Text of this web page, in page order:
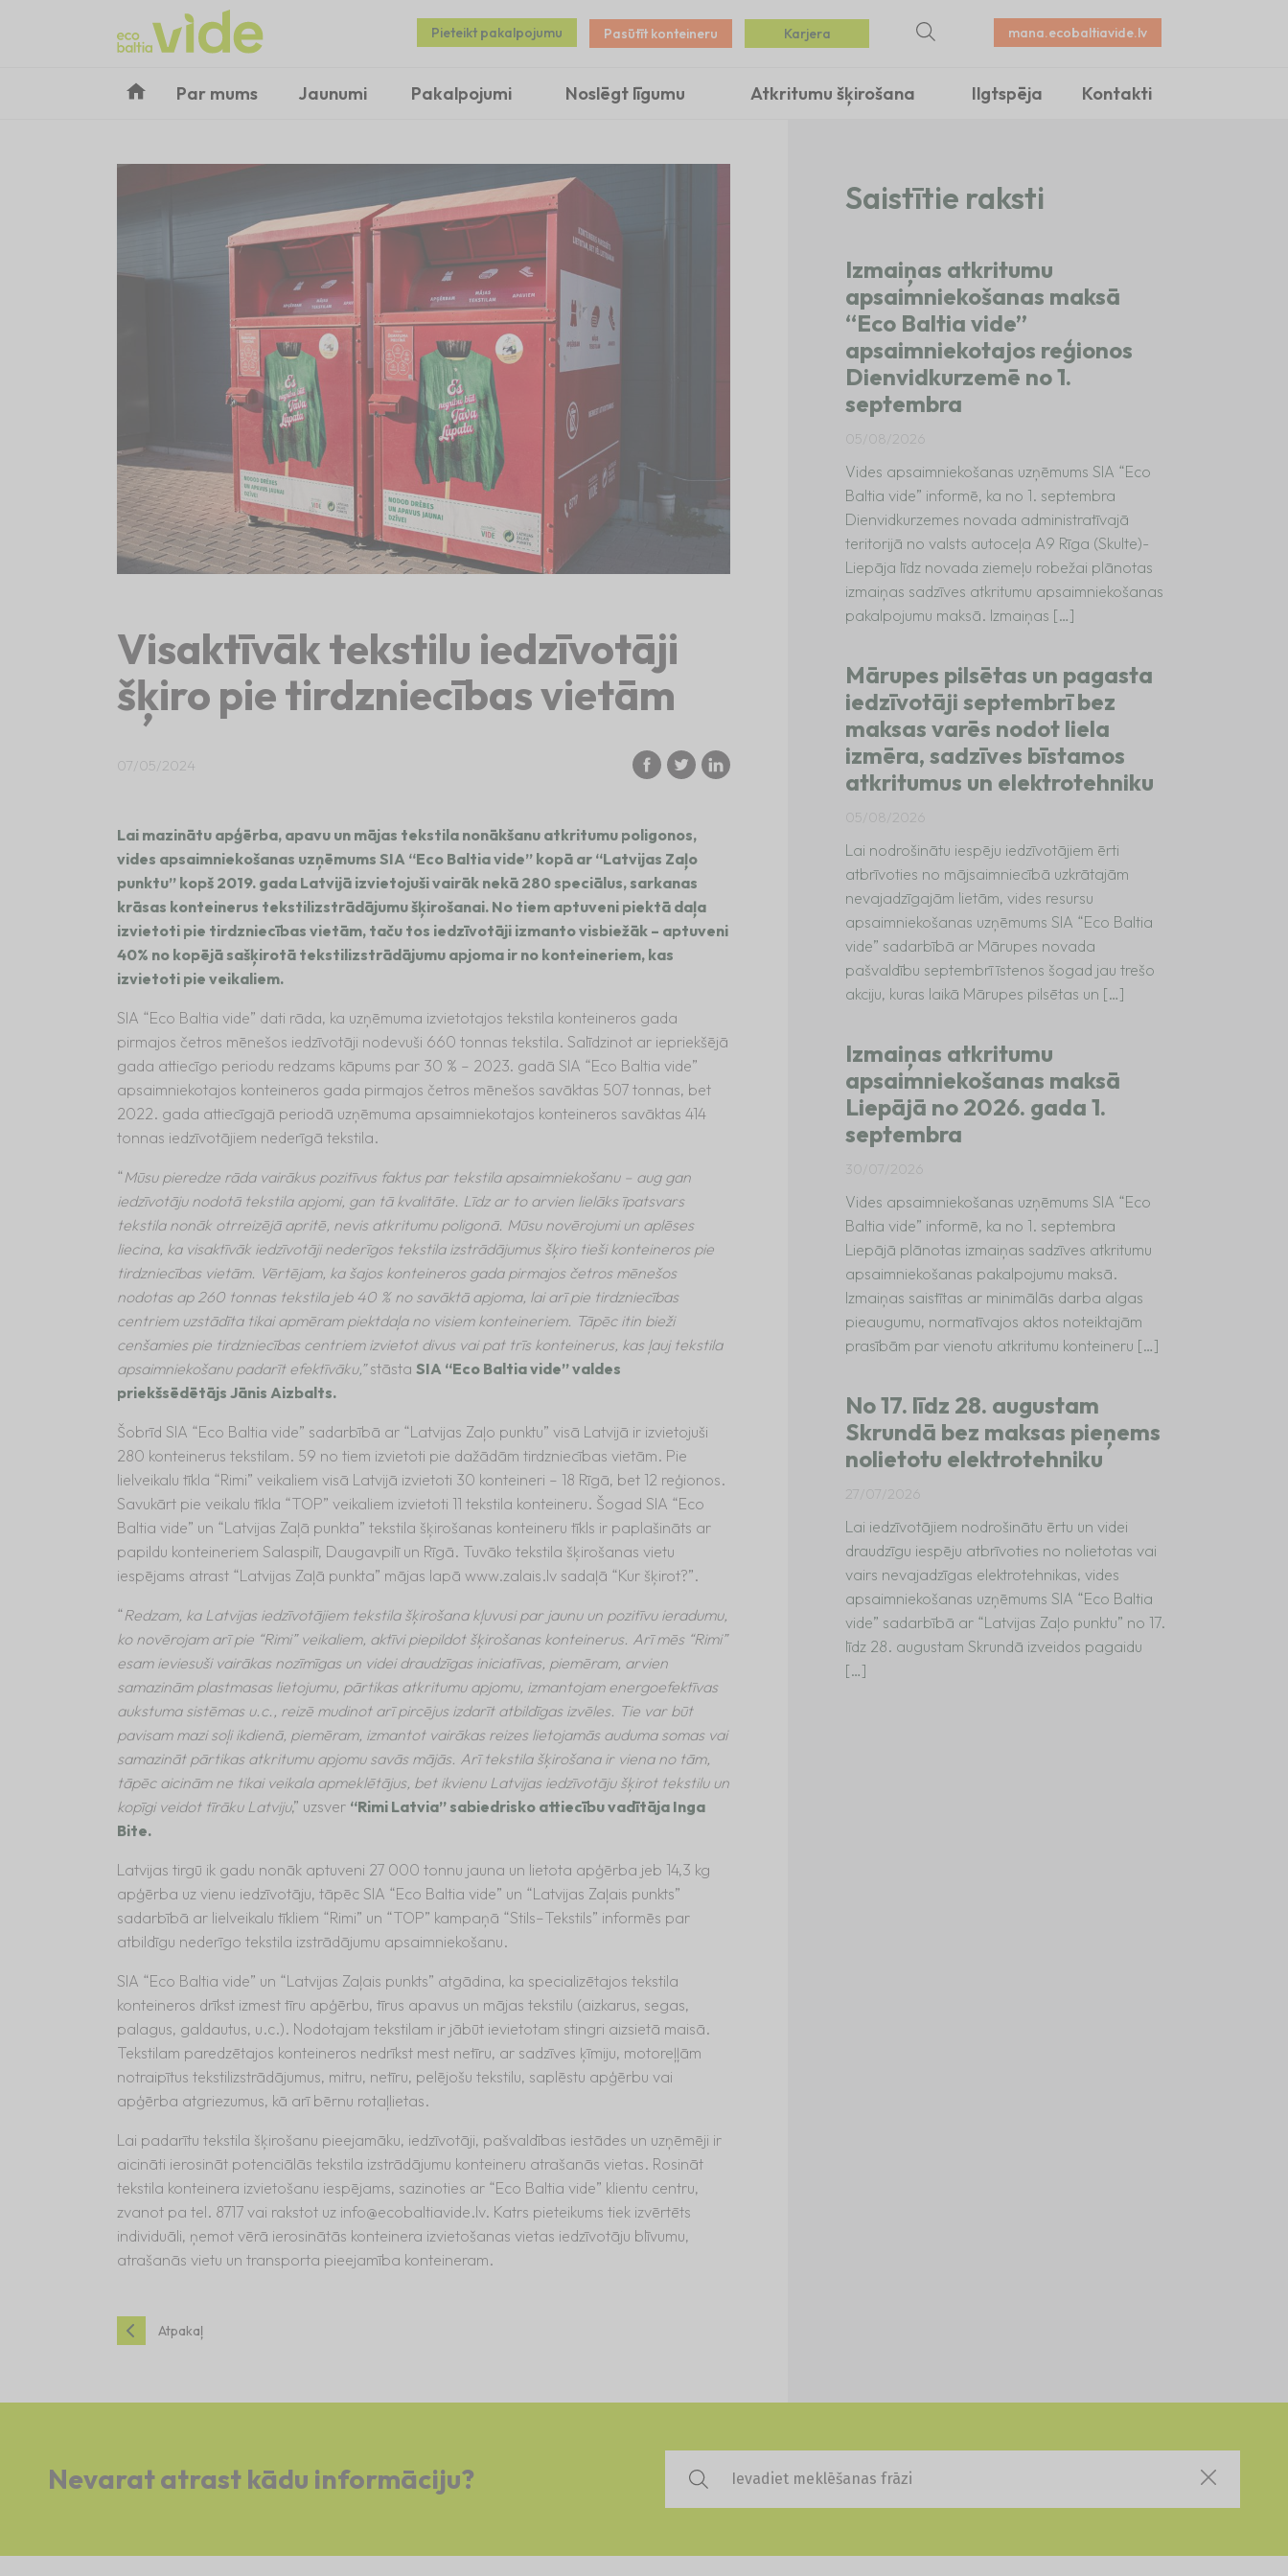
Pieteikt pakalpojumu Pasūtīt konteineru Karjera mana.ecobaltiavide.lv
Par mums Jaunumi Pakalpojumi Noslēgt līgumu Atkritumu šķirošana Ilgtspēja Kontakti
Visaktīvāk tekstilu iedzīvotāji
šķiro pie tirdzniecības vietām
07/05/2024
Lai mazinātu apģērba, apavu un mājas tekstila nonākšanu atkritumu poligonos,
vides apsaimniekošanas uzņēmums SIA “Eco Baltia vide” kopā ar “Latvijas Zaļo
punktu” kopš 2019. gada Latvijā izvietojuši vairāk nekā 280 speciālus, sarkanas
krāsas konteinerus tekstilizstrādājumu šķirošanai. No tiem aptuveni piektā daļa
izvietoti pie tirdzniecības vietām, taču tos iedzīvotāji izmanto visbiežāk – aptuveni
40% no kopējā sašķirotā tekstilizstrādājumu apjoma ir no konteineriem, kas
izvietoti pie veikaliem.
SIA “Eco Baltia vide” dati rāda, ka uzņēmuma izvietotajos tekstila konteineros gada
pirmajos četros mēnešos iedzīvotāji nodevuši 660 tonnas tekstila. Salīdzinot ar iepriekšējā
gada attiecīgo periodu redzams kāpums par 30 % – 2023. gadā SIA “Eco Baltia vide”
apsaimniekotajos konteineros gada pirmajos četros mēnešos savāktas 507 tonnas, bet
2022. gada attiecīgajā periodā uzņēmuma apsaimniekotajos konteineros savāktas 414
tonnas iedzīvotājiem nederīgā tekstila.
“Mūsu pieredze rāda vairākus pozitīvus faktus par tekstila apsaimniekošanu – aug gan
iedzīvotāju nodotā tekstila apjomi, gan tā kvalitāte. Līdz ar to arvien lielāks īpatsvars
tekstila nonāk otrreizējā apritē, nevis atkritumu poligonā. Mūsu novērojumi un aplēses
liecina, ka visaktīvāk iedzīvotāji nederīgos tekstila izstrādājumus šķiro tieši konteineros pie
tirdzniecības vietām. Vērtējam, ka šajos konteineros gada pirmajos četros mēnešos
nodotas ap 260 tonnas tekstila jeb 40 % no savāktā apjoma, lai arī pie tirdzniecības
centriem uzstādīta tikai apmēram piektdaļa no visiem konteineriem. Tāpēc itin bieži
cenšamies pie tirdzniecības centriem izvietot divus vai pat trīs konteinerus, kas ļauj tekstila
apsaimniekošanu padarīt efektīvāku,”stāsta SIA “Eco Baltia vide” valdes
priekšsēdētājs Jānis Aizbalts.
Šobrīd SIA “Eco Baltia vide” sadarbībā ar “Latvijas Zaļo punktu” visā Latvijā ir izvietojuši
280 konteinerus tekstilam. 59 no tiem izvietoti pie dažādām tirdzniecības vietām. Pie
lielveikalu tīkla “Rimi” veikaliem visā Latvijā izvietoti 30 konteineri – 18 Rīgā, bet 12 reģionos.
Savukārt pie veikalu tīkla “TOP” veikaliem izvietoti 11 tekstila konteineru. Šogad SIA “Eco
Baltia vide” un “Latvijas Zaļā punkta” tekstila šķirošanas konteineru tīkls ir paplašināts ar
papildu konteineriem Salaspilī, Daugavpilī un Rīgā. Tuvāko tekstila šķirošanas vietu
iespējams atrast “Latvijas Zaļā punkta” mājas lapā www.zalais.lv sadaļā “Kur šķirot?”.
“Redzam, ka Latvijas iedzīvotājiem tekstila šķirošana kļuvusi par jaunu un pozitīvu ieradumu,
ko novērojam arī pie “Rimi” veikaliem, aktīvi piepildot šķirošanas konteinerus. Arī mēs “Rimi”
esam ieviesuši vairākas nozīmīgas un videi draudzīgas iniciatīvas, piemēram, arvien
samazinām plastmasas lietojumu, pārtikas atkritumu apjomu, izmantojam energoefektīvas
aukstuma sistēmas u.c., reizē mudinot arī pircējus izdarīt atbildīgas izvēles. Tie var būt
pavisam mazi soļi ikdienā, piemēram, izmantot vairākas reizes lietojamās auduma somas vai
samazināt pārtikas atkritumu apjomu savās mājās. Arī tekstila šķirošana ir viena no tām,
tāpēc aicinām ne tikai veikala apmeklētājus, bet ikvienu Latvijas iedzīvotāju šķirot tekstilu un
kopīgi veidot tīrāku Latviju,” uzsver “Rimi Latvia” sabiedrisko attiecību vadītāja Inga
Bite.
Latvijas tirgū ik gadu nonāk aptuveni 27 000 tonnu jauna un lietota apģērba jeb 14,3 kg
apģērba uz vienu iedzīvotāju, tāpēc SIA “Eco Baltia vide” un “Latvijas Zaļais punkts”
sadarbībā ar lielveikalu tīkliem “Rimi” un “TOP” kampaņā “Stils–Tekstils” informēs par
atbildīgu nederīgo tekstila izstrādājumu apsaimniekošanu.
SIA “Eco Baltia vide” un “Latvijas Zaļais punkts” atgādina, ka specializētajos tekstila
konteineros drīkst izmest tīru apģērbu, tīrus apavus un mājas tekstilu (aizkarus, segas,
palagus, galdautus, u.c.). Nodotajam tekstilam ir jābūt ievietotam stingri aizsietā maisā.
Tekstilam paredzētajos konteineros nedrīkst mest netīru, ar sadzīves ķīmiju, motoreļļām
notraipītus tekstilizstrādājumus, mitru, netīru, pelējošu tekstilu, saplēstu apģērbu vai
apģērba atgriezumus, kā arī bērnu rotaļlietas.
Lai padarītu tekstila šķirošanu pieejamāku, iedzīvotāji, pašvaldības iestādes un uzņēmēji ir
aicināti ierosināt potenciālās tekstila izstrādājumu konteineru atrašanās vietas. Rosināt
tekstila konteinera izvietošanu iespējams, sazinoties ar “Eco Baltia vide” klientu centru,
zvanot pa tel. 8717 vai rakstot uz info@ecobaltiavide.lv. Katrs pieteikums tiek izvērtēts
individuāli, ņemot vērā ierosinātās konteinera izvietošanas vietas iedzīvotāju blīvumu,
atrašanās vietu un transporta pieejamība konteineram.
Atpakaļ
Saistītie raksti
Izmaiņas atkritumu
apsaimniekošanas maksā
“Eco Baltia vide”
apsaimniekotajos reģionos
Dienvidkurzemē no 1.
septembra
05/08/2026
Vides apsaimniekošanas uzņēmums SIA “Eco
Baltia vide” informē, ka no 1. septembra
Dienvidkurzemes novada administratīvajā
teritorijā no valsts autoceļa A9 Rīga (Skulte)-
Liepāja līdz novada ziemeļu robežai plānotas
izmaiņas sadzīves atkritumu apsaimniekošanas
pakalpojumu maksā. Izmaiņas […]
Mārupes pilsētas un pagasta
iedzīvotāji septembrī bez
maksas varēs nodot liela
izmēra, sadzīves bīstamos
atkritumus un elektrotehniku
05/08/2026
Lai nodrošinātu iespēju iedzīvotājiem ērti
atbrīvoties no mājsaimniecībā uzkrātajām
nevajadzīgajām lietām, vides resursu
apsaimniekošanas uzņēmums SIA “Eco Baltia
vide” sadarbībā ar Mārupes novada
pašvaldību septembrī īstenos šogad jau trešo
akciju, kuras laikā Mārupes pilsētas un […]
Izmaiņas atkritumu
apsaimniekošanas maksā
Liepājā no 2026. gada 1.
septembra
30/07/2026
Vides apsaimniekošanas uzņēmums SIA “Eco
Baltia vide” informē, ka no 1. septembra
Liepājā plānotas izmaiņas sadzīves atkritumu
apsaimniekošanas pakalpojumu maksā.
Izmaiņas saistītas ar minimālās darba algas
pieaugumu, normatīvajos aktos noteiktajām
prasībām par vienotu atkritumu konteineru […]
No 17. līdz 28. augustam
Skrundā bez maksas pieņems
nolietotu elektrotehniku
27/07/2026
Lai iedzīvotājiem nodrošinātu ērtu un videi
draudzīgu iespēju atbrīvoties no nolietotas vai
vairs nevajadzīgas elektrotehnikas, vides
apsaimniekošanas uzņēmums SIA “Eco Baltia
vide” sadarbībā ar “Latvijas Zaļo punktu” no 17.
līdz 28. augustam Skrundā izveidos pagaidu
[…]
Nevarat atrast kādu informāciju?